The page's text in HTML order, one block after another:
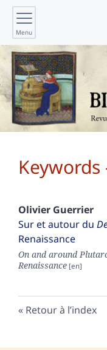
Menu
Keywords
Olivier Guerrier
Sur et autour du
Renaissance
On and around
Renaissance
Retour à l’index